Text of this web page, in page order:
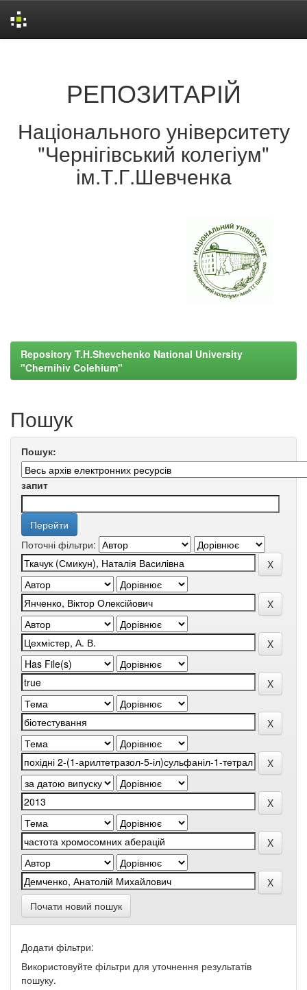
РЕПОЗИТАРІЙ
Національного університету
"Чернігівський колегіум"
ім.Т.Г.Шевченка
Repository T.H.Shevchenko National University
"Chernihiv Colehium"
Пошук
Пошук:
запит
Поточні фільтри:
Почати новий пошук
Додати фільтри:
Використовуйте фільтри для уточнення результатів
пошуку.